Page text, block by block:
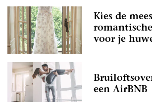
Kies de
voor je
een AirBNB